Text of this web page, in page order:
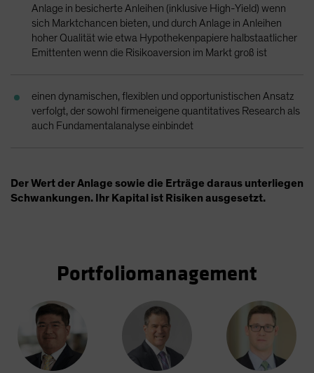
United States (US Citizens)
US (Non-US Citizens/NRC)
Anlage in besicherte Anleihen (inklusive High-Yield) wenn
sich Marktchancen bieten, und durch Anlage in Anleihen
hoher Qualität wie etwa Hypothekenpapiere halbstaatlicher
Emittenten wenn die Risikoaversion im Markt groß ist
einen dynamischen, flexiblen und opportunistischen Ansatz
verfolgt, der sowohl firmeneigene quantitatives Research als
auch Fundamentalanalyse einbindet
Der Wert der Anlage sowie die Erträge daraus unterliegen
Schwankungen. Ihr Kapital ist Risiken ausgesetzt.
Portfoliomanagement